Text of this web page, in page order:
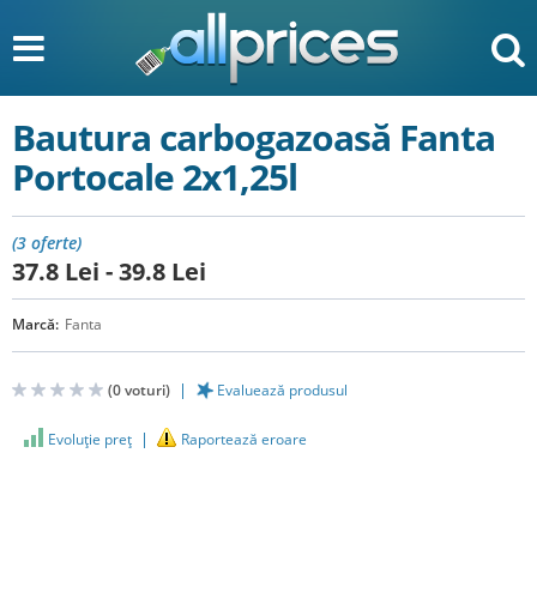
Bautura carbogazoasă Fanta
Portocale 2х1,25l
(3 oferte)
37.8 Lei -39.8 Lei
Marcă: Fanta
(0voturi) Evaluează produsul
Evoluţie preţ Raportează eroare